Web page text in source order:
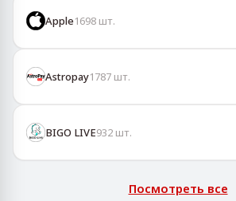
Apple1698 шт.
Astropay1787 шт.
BIGO LIVE932 шт.
Посмотреть все